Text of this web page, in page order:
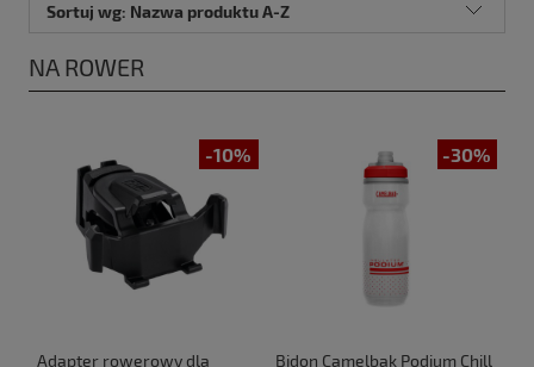
NA ROWER
Sortuj wg: Nazwa produktu A-Z
-10%
Adapter rowerowy dla
-30%
Bidon Camelbak Podium Chill